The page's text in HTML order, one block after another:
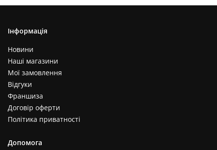
Інформація
Новини
Наші магазини
Мої замовлення
Відгуки
Франшиза
Договір оферти
Політика приватності
Допомога